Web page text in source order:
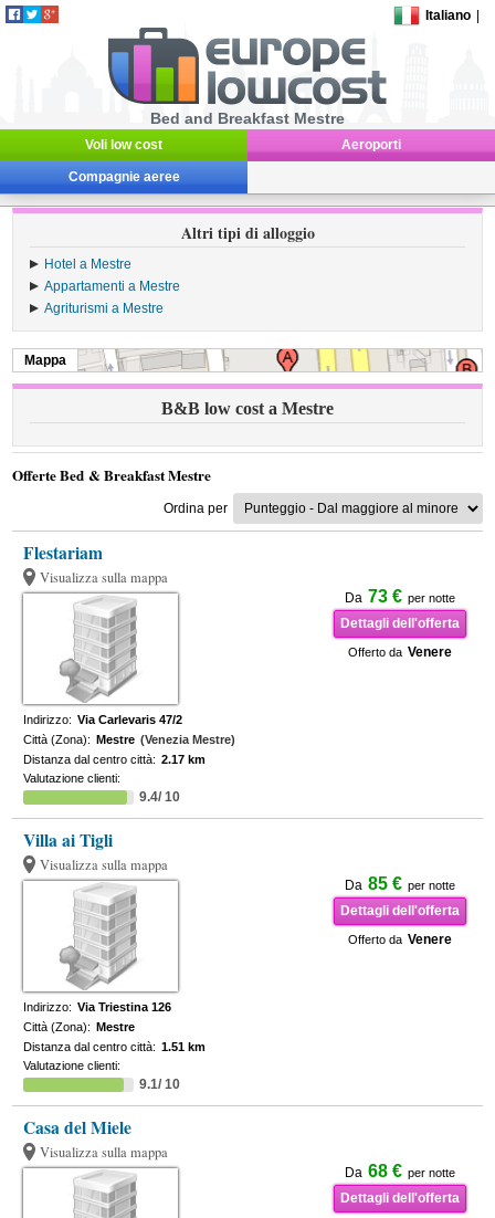
Italiano
Bed and Breakfast Mestre
Voli low cost Aeroporti
Compagnie aeree
Altri tipi di alloggio
Hotel a Mestre
Appartamenti a Mestre
Agriturismi a Mestre
Mappa
B&B low cost a Mestre
Offerte Bed & Breakfast Mestre
Ordina per
Flestariam
Visualizza sulla mappa
Da 73 € per notte
Dettagli dell'offerta
Offerto da Venere
Indirizzo: Via Carlevaris 47/2
Città (Zona): Mestre (Venezia Mestre)
Distanza dal centro città: 2.17 km
Valutazione clienti:
9.4/ 10
Villa ai Tigli
Visualizza sulla mappa
Da 85 € per notte
Dettagli dell'offerta
Offerto da Venere
Indirizzo: Via Triestina 126
Città (Zona): Mestre
Distanza dal centro città: 1.51 km
Valutazione clienti:
9.1/ 10
Casa del Miele
Visualizza sulla mappa
Da 68 € per notte
Dettagli dell'offerta